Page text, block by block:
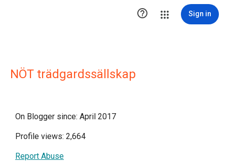
 Sign in
NÖT trädgardssällskap
On Blogger since: April 2017
Profile views: 2,664
Report Abuse